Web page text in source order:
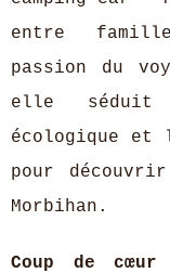
entre
passion du
elle
écologique
pour
Morbihan.
Coup de